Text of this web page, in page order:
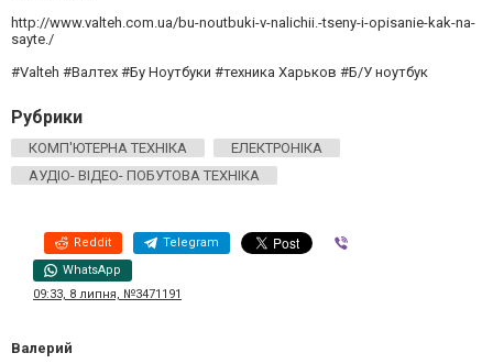
http://www.valteh.com.ua/bu-noutbuki-v-nalichii.-tseny-i-opisanie-kak-na-
sayte./
#Valteh #Валтех #Бу Ноутбуки #техника Харьков #Б/У ноутбук
Рубрики
КОМП'ЮТЕРНА ТЕХНІКА
ЕЛЕКТРОНІКА
АУДІО- ВІДЕО- ПОБУТОВА ТЕХНІКА
Reddit Telegram
WhatsApp
09:33, 8 липня, №3471191
Валерий